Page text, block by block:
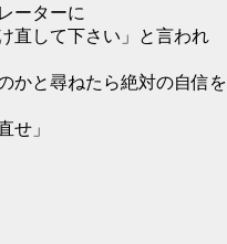
ーターに
直して下さい」と言われ
かと尋ねたら絶対の自信を
せ」